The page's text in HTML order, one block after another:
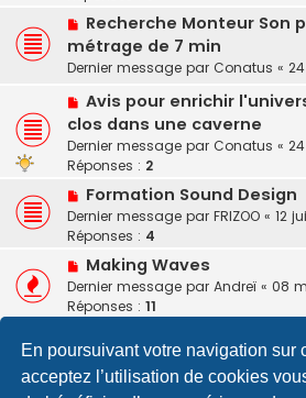
En poursuivant votre navigation sur
acceptez l’utilisation de cookies
Recherche Monteur Son
métrage de 7 min
Dernier message par Conatus «
Avis pour enrichir
clos dans une caverne
Dernier message par Conatus «
Réponses : 2
Formation Sound Design
Dernier message par FRIZOO « 12
Réponses : 4
Making Waves
Dernier message par Andreï « 08
Réponses : 11